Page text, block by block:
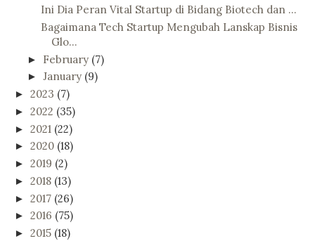
Ini Dia Peran Vital Startup di Bidang Biotech dan ...
Bagaimana Tech Startup Mengubah Lanskap Bisnis
Glo...
► February (7)
► January (9)
► 2023 (7)
► 2022 (35)
► 2021 (22)
► 2020 (18)
► 2019 (2)
► 2018 (13)
► 2017 (26)
► 2016 (75)
► 2015 (18)